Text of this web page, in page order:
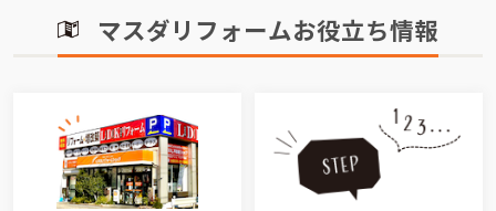
マスダリフォームお役立ち情報